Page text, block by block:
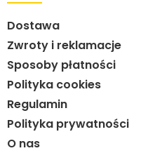
Dostawa
Zwroty i reklamacje
Sposoby płatności
Polityka cookies
Regulamin
Polityka prywatności
O nas